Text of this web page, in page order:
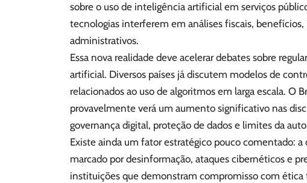
sobre o uso de inteligência artificial em serviços
tecnologias interferem em análises fiscais, benefícios,
administrativos.
Essa nova realidade deve acelerar debates sobre
artificial. Diversos países já discutem modelos de
relacionados ao uso de algoritmos em larga escala. O
provavelmente verá um aumento significativo nas
governança digital, proteção de dados e limites da
Existe ainda um fator estratégico pouco comentado:
marcado por desinformação, ataques cibernéticos e
instituições que demonstram compromisso com